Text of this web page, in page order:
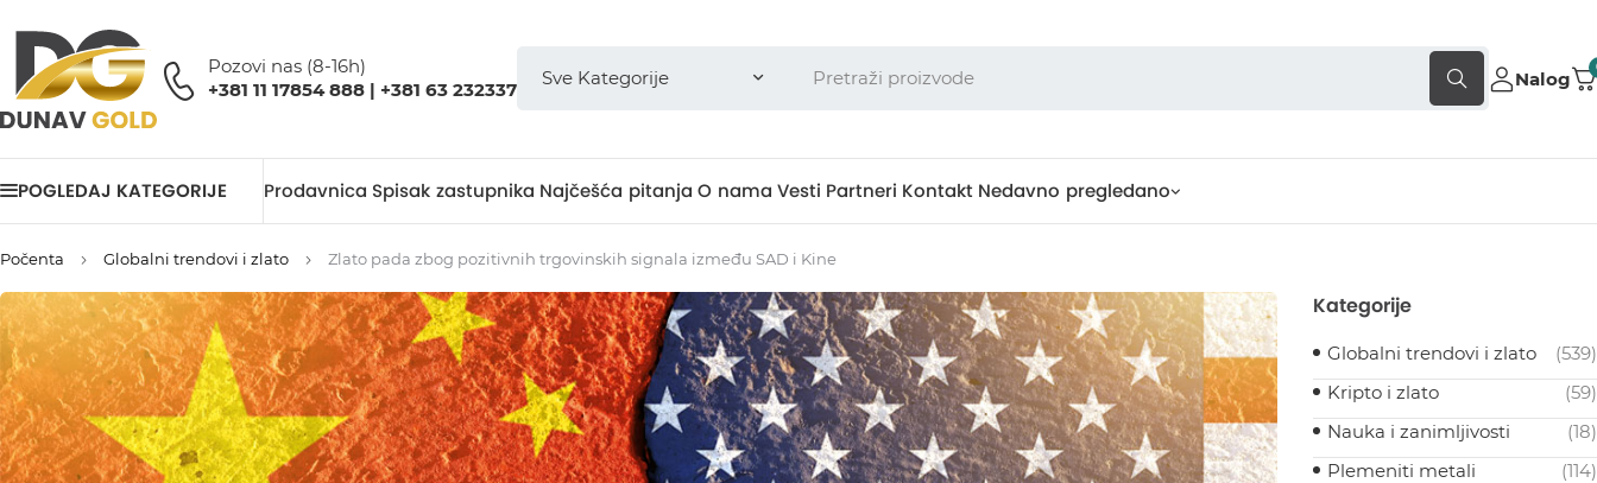
Pozovi nas (8-16h)
+381 11 17854 888 | +381 63 232337
Nalog
POGLEDAJ KATEGORIJE Prodavnica Spisak zastupnika Najčešća pitanja O nama Vesti Partneri Kontakt Nedavno pregledano
Počenta Globalni trendovi i zlato Zlato pada zbog pozitivnih trgovinskih signala između SAD i Kine
Kategorije
Globalni trendovi i zlato
(539)
Kripto i zlato
(59)
Nauka i zanimljivosti
(18)
Plemeniti metali
(114)